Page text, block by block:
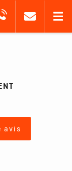
avis